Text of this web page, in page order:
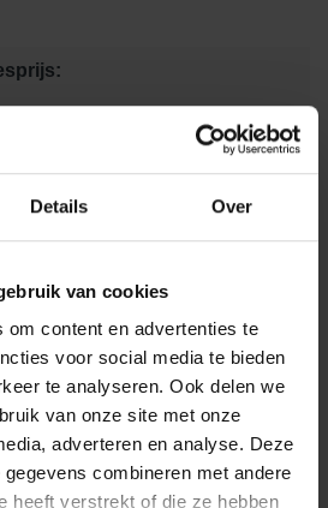
Details Over
van cookies
om content en advertenties te
voor social media te bieden
te analyseren. Ook delen we
van onze site met onze
adverteren en analyse. Deze
combineren met andere
heeft verstrekt of die ze hebben
Alle projecten